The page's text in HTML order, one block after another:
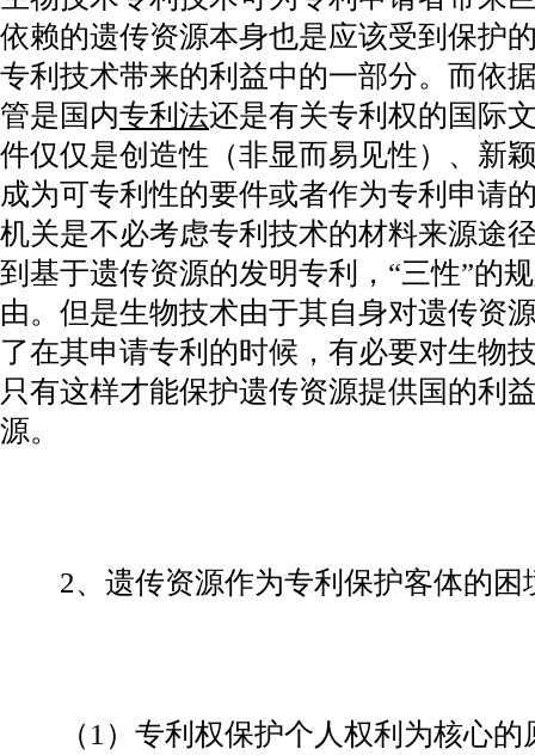
依赖的遗传资源本身也是应该受到保护
专利技术带来的利益中的一部分。而依
管是国内专利法还是有关专利权的国际
件仅仅是创造性（非显而易见性）、新
成为可专利性的要件或者作为专利申请
机关是不必考虑专利技术的材料来源途
到基于遗传资源的发明专利，“三性”的
由。但是生物技术由于其自身对遗传资
了在其申请专利的时候，有必要对生物
只有这样才能保护遗传资源提供国的利
源。
2、遗传资源作为专利保护客体的困
（1）专利权保护个人权利为核心的